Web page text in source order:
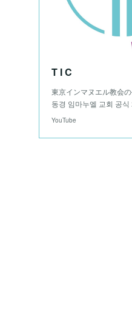
T I C
東京インマヌエル教会の
동경 임마누엘 교회 공식
YouTube